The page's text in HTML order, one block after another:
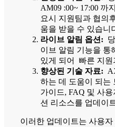
AM09 :00~ 17:00 까
요시 지원팀과 협의
움을 받을 수 있습니
라이브 알림 옵션:
이브 알림 기능을 통
있게 되어 빠른 지원
향상된 기술 자료:
하는 데 도움이 되는
가이드, FAQ 및 사
션 리소스를 업데이
이러한 업데이트는 사용